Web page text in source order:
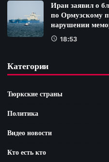
Иран заявил о
по Ормузскому
нарушении
18:53
Категории
Тюркские страны
Политика
Видео новости
Кто есть кто